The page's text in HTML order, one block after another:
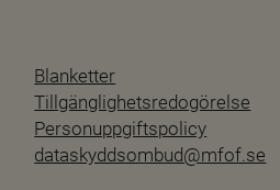
Blanketter
Tillgänglighetsredogörelse
Personuppgiftspolicy
dataskyddsombud@mfof.se